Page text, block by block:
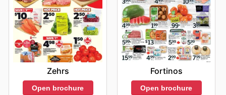
exclusive savings every day.
Zehrs
Open brochure
Fortinos
Open brochure